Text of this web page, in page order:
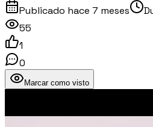
Publicado hace 7 meses
55
1
0
Marcar como visto